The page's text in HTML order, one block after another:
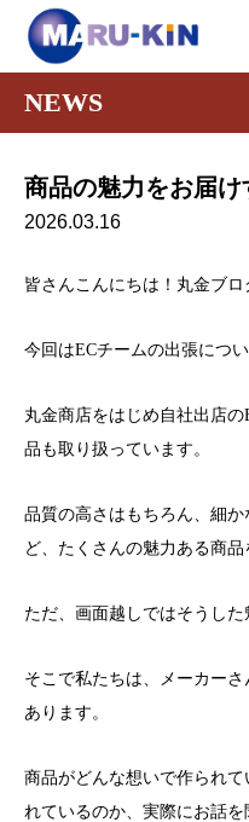
NEWS
商品の魅力をお届け
2026.03.16
皆さんこんにちは！丸金ブロ
今回はECチームの出張につ
丸金商店をはじめ自社出店
品も取り扱っています。
品質の高さはもちろん、細
ど、たくさんの魅力ある商品
ただ、画面越しではそうし
そこで私たちは、メーカー
あります。
商品がどんな想いで作られ
れているのか、実際にお話